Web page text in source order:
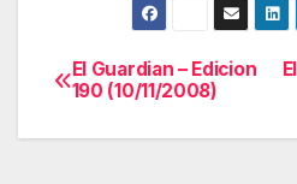
Navegación
de
El Guardian – Edicion
190 (10/11/2008)